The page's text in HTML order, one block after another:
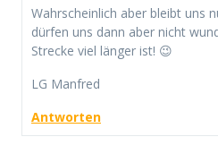
Wahrscheinlich aber bleibt uns
dürfen uns dann aber nicht
Strecke viel länger ist! 😉
LG Manfred
Antworten